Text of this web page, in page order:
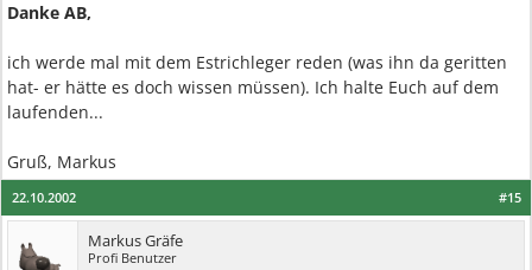
Danke AB,
ich werde mal mit dem Estrichleger reden (was ihn da geritten
hat- er hätte es doch wissen müssen). Ich halte Euch auf dem
laufenden...
Gruß, Markus
#15
22.10.2002
Markus Gräfe
Profi Benutzer